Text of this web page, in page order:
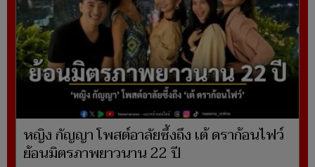
หญิง กัญญา โพสต์อาลัยซึ้งถึง เต้ ดราก้อนไฟว์
ย้อนมิตรภาพยาวนาน 22 ปี